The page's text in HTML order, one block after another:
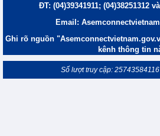
ĐT: (04)39341911; (04)38251312
Email:
Ghi rõ nguồn
kênh thông tin
Số lượt truy cập: 25743584116